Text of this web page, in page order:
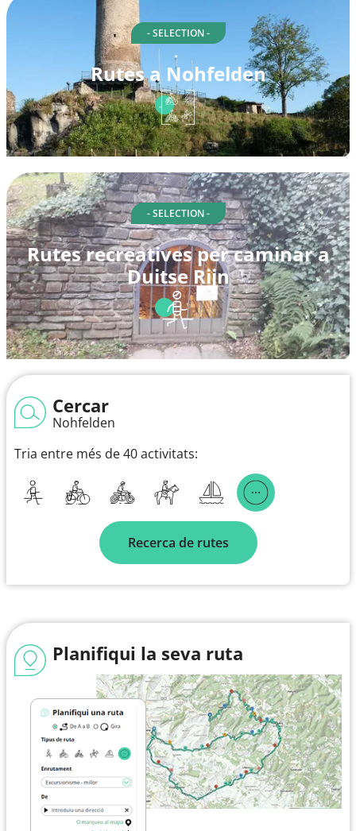
- SELECTION -
Rutes a Nohfelden
- SELECTION -
Rutes recreatives per caminar a
Duitse Rijn
Cercar
Nohfelden
Tria entre més de 40 activitats:
Recerca de rutes
Planifiqui la seva ruta